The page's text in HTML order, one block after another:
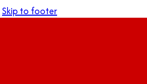
Skip to footer